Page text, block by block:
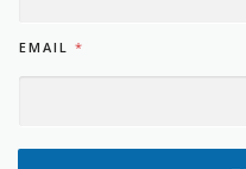
EMAIL *